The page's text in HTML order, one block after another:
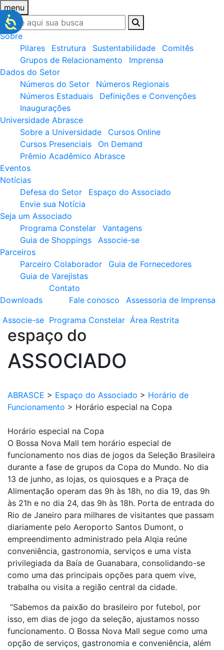
menu
Sobre
Pilares
Estrutura Sustentabilidade
Comitês
Grupos de Relacionamento
Imprensa
Dados do Setor
Números do Setor
Números Regionais
Números Estaduais
Definições e Convenções
Inaugurações
Universidade Abrasce
Sobre a Universidade
Cursos Online
Cursos Presenciais
On Demand
Prêmio Acadêmico Abrasce
Eventos
Notícias
Defesa do Setor
Espaço do Associado
Envie sua Notícia
Seja um Associado
Programa Constelar
Vantagens
Guia de Shoppings
Associe-se
Parceiros
Parceiro Colaborador
Guia de Fornecedores
Guia de Varejistas
Downloads
Contato
Fale conosco
Assessoria de Imprensa
Associe-se Programa Constelar Área Restrita
espaço do
ASSOCIADO
ABRASCE > Espaço do Associado > Horário de
Funcionamento > Horário especial na Copa
Horário especial na Copa
O Bossa Nova Mall tem horário especial de
funcionamento nos dias de jogos da Seleção Brasileira
durante a fase de grupos da Copa do Mundo. No dia
13 de junho, as lojas, os quiosques e a Praça de
Alimentação operam das 9h às 18h, no dia 19, das 9h
às 21h e no dia 24, das 9h às 18h. Porta de entrada do
Rio de Janeiro para milhares de visitantes que passam
diariamente pelo Aeroporto Santos Dumont, o
empreendimento administrado pela Alqia reúne
conveniência, gastronomia, serviços e uma vista
privilegiada da Baía de Guanabara, consolidando-se
como uma das principais opções para quem vive,
trabalha ou visita a região central da cidade.
“Sabemos da paixão do brasileiro por futebol, por
isso, em dias de jogo da seleção, ajustamos nosso
funcionamento. O Bossa Nova Mall segue como uma
opção de serviços, gastronomia e conveniência, além